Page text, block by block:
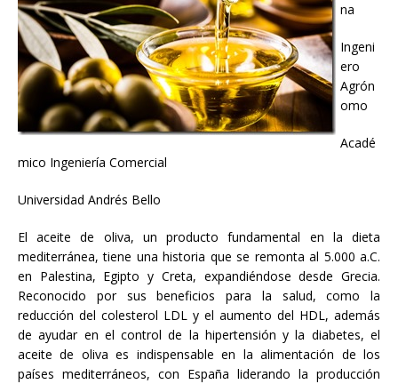
na
Ingeni
ero
Agrón
omo
Acadé
mico Ingeniería Comercial
Universidad Andrés Bello
El aceite de oliva, un producto fundamental en la dieta
mediterránea, tiene una historia que se remonta al 5.000 a.C.
en Palestina, Egipto y Creta, expandiéndose desde Grecia.
Reconocido por sus beneficios para la salud, como la
reducción del colesterol LDL y el aumento del HDL, además
de ayudar en el control de la hipertensión y la diabetes, el
aceite de oliva es indispensable en la alimentación de los
países mediterráneos, con España liderando la producción